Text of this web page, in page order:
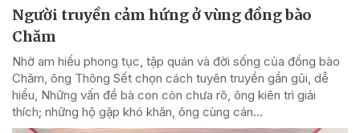
Người truyền cảm hứng ở vùng đồng bào
Chăm
Nhờ am hiểu phong tục, tập quán và đời sống của đồng bào
Chăm, ông Thông Sết chọn cách tuyên truyền gần gũi, dễ
hiểu, Những vấn đề bà con còn chưa rõ, ông kiên trì giải
thích; những hộ gặp khó khăn, ông cùng cán...